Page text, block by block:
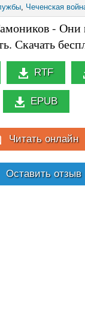
, Чеченская
- Они
Скачать
RTF
EPUB
Читать онлайн
Оставить отзыв